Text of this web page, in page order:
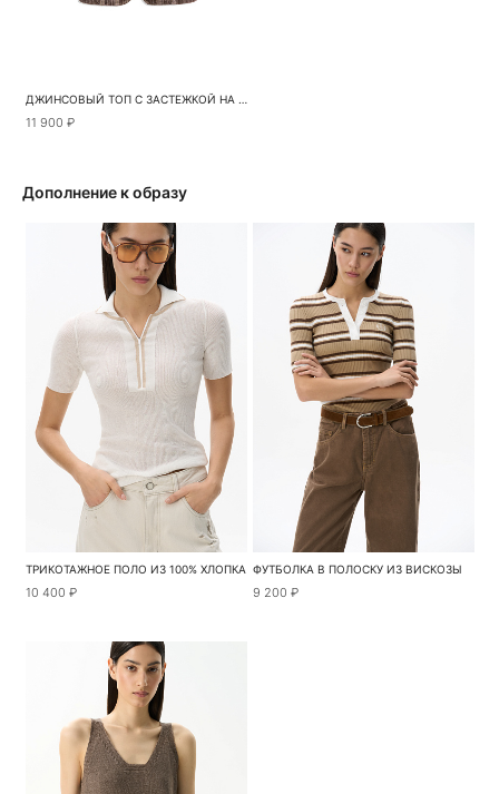
ДЖИНСОВЫЙ ТОП С ЗАСТЕЖКОЙ НА МОЛНИЮ
11 900 ₽
Дополнение к образу
ТРИКОТАЖНОЕ ПОЛО ИЗ 100% ХЛОПКА
10 400 ₽
ФУТБОЛКА В ПОЛОСКУ ИЗ ВИСКОЗЫ
9 200 ₽